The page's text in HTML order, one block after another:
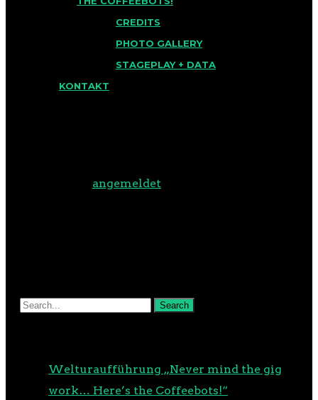
CREDITS
PHOTO GALLERY
STAGEPLAY + DATA
KONTAKT
angemeldet
Welturaufführung „Never mind the gig
work… Here’s the Coffeebots!“